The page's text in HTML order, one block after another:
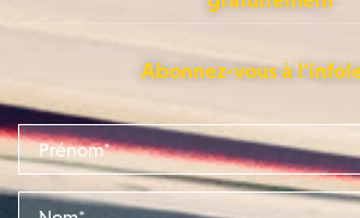
Abonnez-vous à